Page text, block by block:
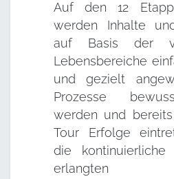
Auf den 12
werden Inhalte
auf Basis der
Lebensbereiche
und gezielt
Prozesse
werden und
Tour Erfolge
die
erlangten